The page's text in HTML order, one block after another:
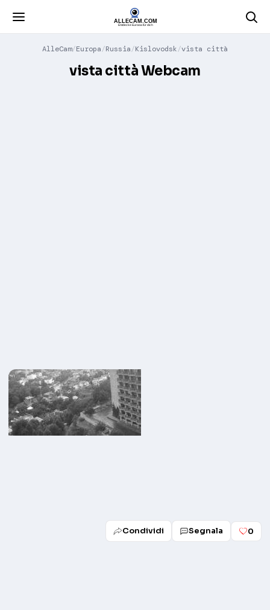
AlleCam Europa Russia Kislovodsk vista città
vista città Webcam
Condividi Segnala 0